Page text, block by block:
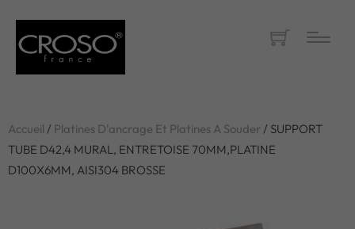
Accueil / Platines D'ancrage Et Platines A Souder/ SUPPORT
TUBE D42,4 MURAL, ENTRETOISE 70MM,PLATINE
D100X6MM, AISI304 BROSSE